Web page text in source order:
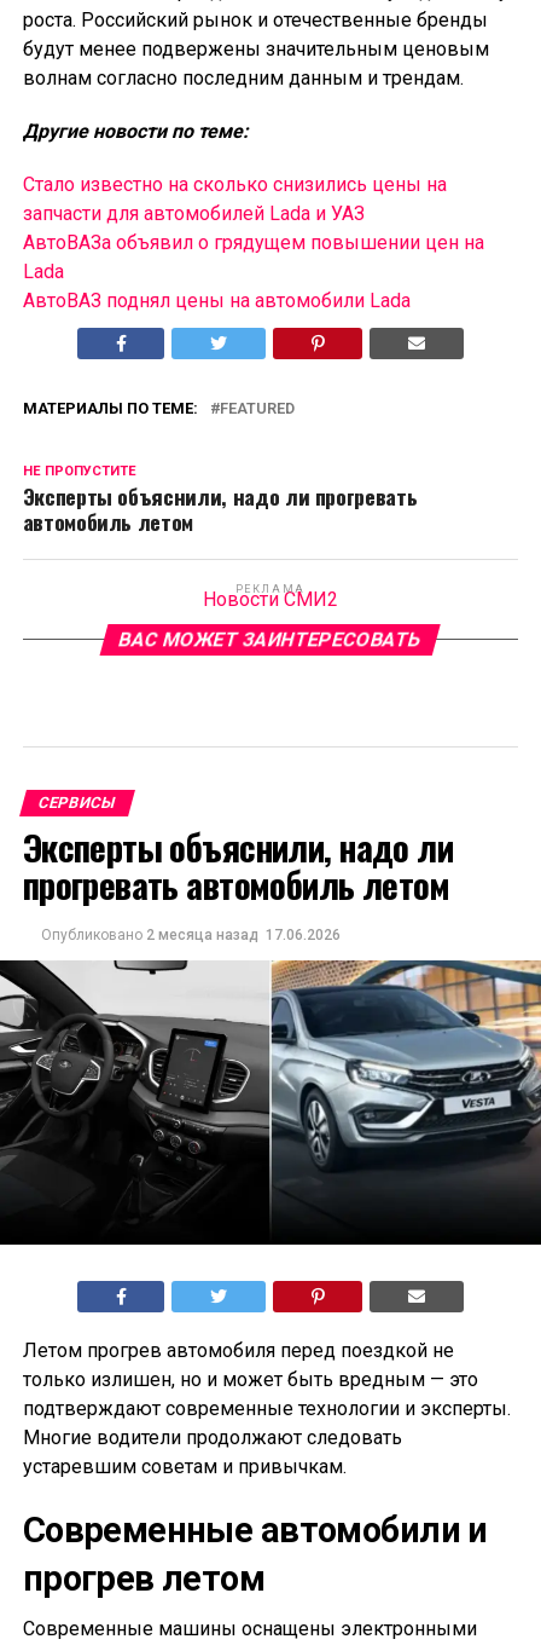
роста. Российский рынок и отечественные бренды
будут менее подвержены значительным ценовым
волнам согласно последним данным и трендам.
Другие новости по теме:
Стало известно на сколько снизились цены на
запчасти для автомобилей Lada и УАЗ
АвтоВАЗа объявил о грядущем повышении цен на
Lada
АвтоВАЗ поднял цены на автомобили Lada
МАТЕРИАЛЫ ПО ТЕМЕ: FEATURED
НЕ ПРОПУСТИТЕ
Эксперты объяснили, надо ли прогревать
автомобиль летом
РЕКЛАМА
Новости СМИ2
ВАС МОЖЕТ ЗАИНТЕРЕСОВАТЬ
СЕРВИСЫ
Эксперты объяснили, надо ли
прогревать автомобиль летом
Опубликовано 2 месяца назад 17.06.2026
Летом прогрев автомобиля перед поездкой не
только излишен, но и может быть вредным — это
подтверждают современные технологии и эксперты.
Многие водители продолжают следовать
устаревшим советам и привычкам.
Современные автомобили и
прогрев летом
Современные машины оснащены электронными